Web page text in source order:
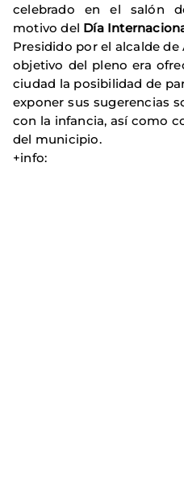
celebrado en el salón
motivo del Día
Presidido por el alcalde de
objetivo del pleno era
ciudad la posibilidad de
exponer sus sugerencias
con la infancia, así como
del municipio.
+info: